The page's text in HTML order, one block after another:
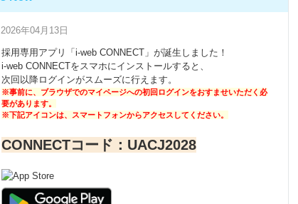
2026年04月13日
採用専用アプリ「i-web CONNECT」が誕生しました！
i-web CONNECTをスマホにインストールすると、
次回以降ログインがスムーズに行えます。
※事前に、ブラウザでのマイページへの初回ログインをおすませいただく必
要があります。
※下記アイコンは、スマートフォンからアクセスしてください。
CONNECTコード：UACJ2028